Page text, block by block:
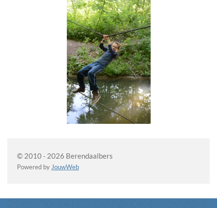
© 2010 - 2026 Berendaalbers
Powered by JouwWeb